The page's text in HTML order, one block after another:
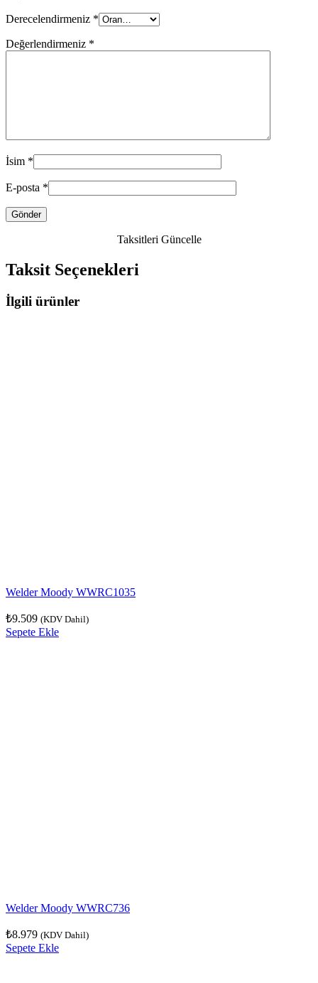
Derecelendirmeniz *
Değerlendirmeniz *
İsim *
E-posta *
Taksitleri Güncelle
Taksit Seçenekleri
İlgili ürünler
Welder Moody WWRC1035
₺9.509 (KDV Dahil)
Sepete Ekle
Welder Moody WWRC736
₺8.979 (KDV Dahil)
Sepete Ekle